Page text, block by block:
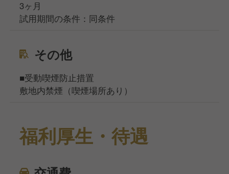
3ヶ月
試用期間の条件：同条件
その他
■受動喫煙防止措置
敷地内禁煙（喫煙場所あり）
福利厚生・待遇